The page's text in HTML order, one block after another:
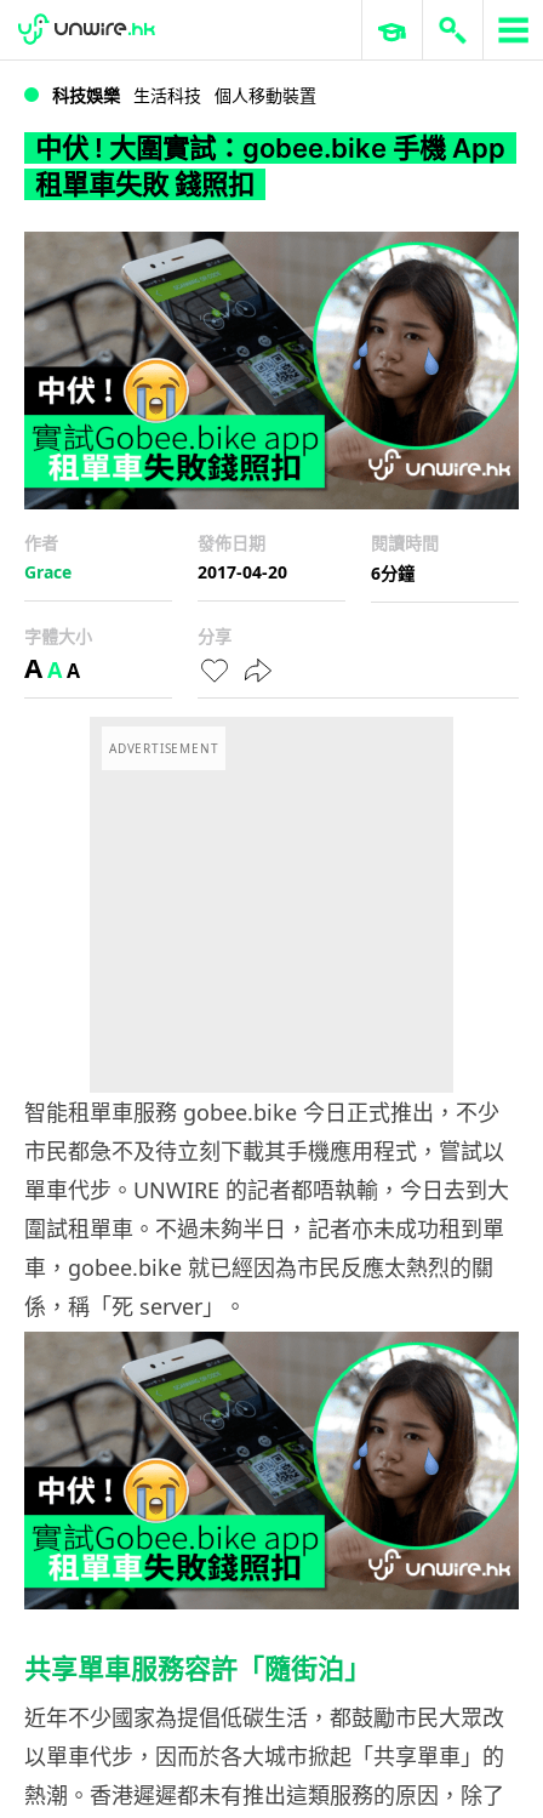
WWDC 2026 ERP 與商業 AI
科技娛樂 生活科技 個人移動裝置
中伏 ! 大圍實試：gobee.bike 手機 App
租單車失敗 錢照扣
作者
Grace
發佈日期
2017-04-20
閱讀時間
6分鐘
字體大小
AAA
分享
ADVERTISEMENT
智能租單車服務 gobee.bike 今日正式推出，不少
市民都急不及待立刻下載其手機應用程式，嘗試以
單車代步。UNWIRE 的記者都唔執輸，今日去到大
圍試租單車。不過未夠半日，記者亦未成功租到單
車，gobee.bike 就已經因為市民反應太熱烈的關
係，稱「死 server」。
共享單車服務容許「隨街泊」
近年不少國家為提倡低碳生活，都鼓勵市民大眾改
以單車代步，因而於各大城市掀起「共享單車」的
熱潮。香港遲遲都未有推出這類服務的原因，除了